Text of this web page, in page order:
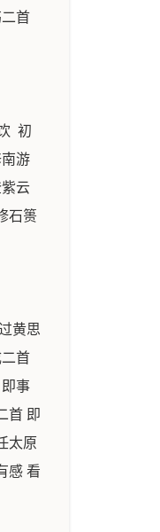
首
初
游
云
石篑
黄思
首
事
首 即
太原
感 看